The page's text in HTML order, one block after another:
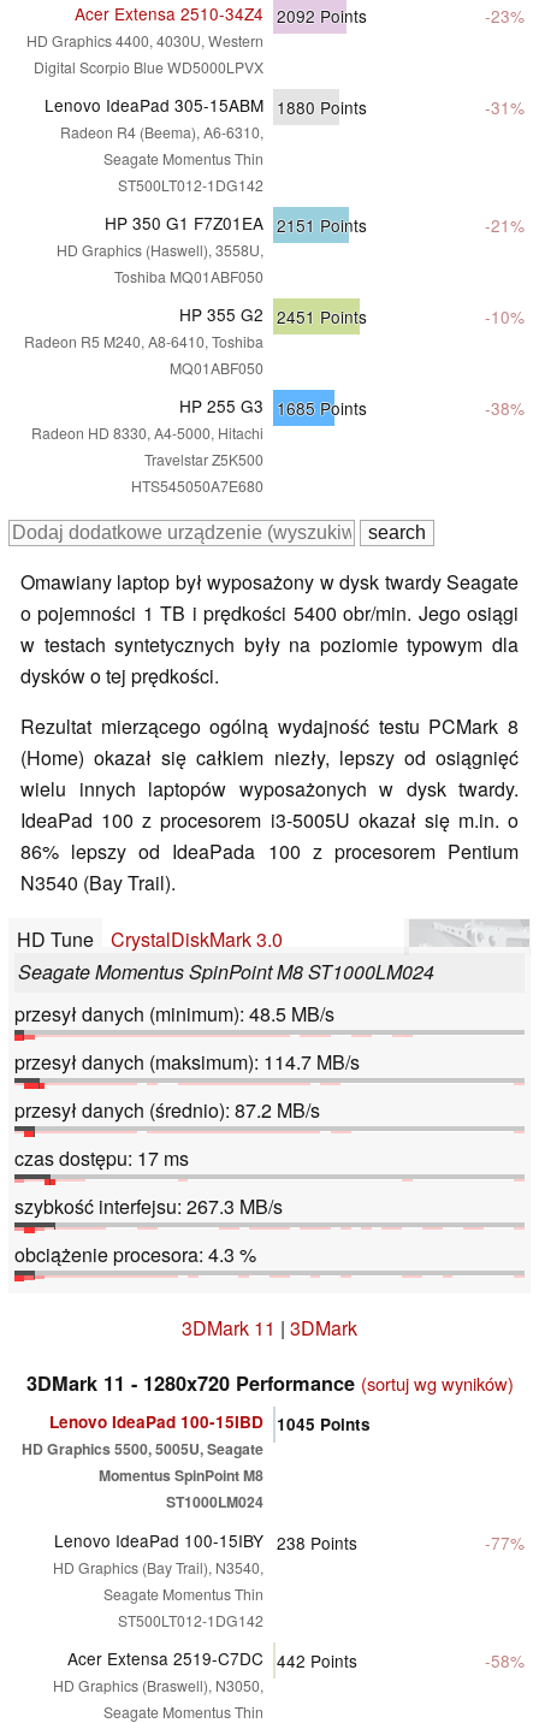
Acer Extensa 2510-34Z4
HD Graphics 4400, 4030U, Western
Digital Scorpio Blue WD5000LPVX
2092 Points -23%
Lenovo IdeaPad 305-15ABM
Radeon R4 (Beema), A6-6310,
Seagate Momentus Thin
ST500LT012-1DG142
1880 Points -31%
HP 350 G1 F7Z01EA
HD Graphics (Haswell), 3558U,
Toshiba MQ01ABF050
2151 Points -21%
HP 355 G2
Radeon R5 M240, A8-6410, Toshiba
MQ01ABF050
2451 Points -10%
HP 255 G3
Radeon HD 8330, A4-5000, Hitachi
Travelstar Z5K500
HTS545050A7E680
1685 Points -38%
Omawiany laptop był wyposażony w dysk twardy Seagate
o pojemności 1 TB i prędkości 5400 obr/min. Jego osiągi
w testach syntetycznych były na poziomie typowym dla
dysków o tej prędkości.
Rezultat mierzącego ogólną wydajność testu PCMark 8
(Home) okazał się całkiem niezły, lepszy od osiągnięć
wielu innych laptopów wyposażonych w dysk twardy.
IdeaPad 100 z procesorem i3-5005U okazał się m.in. o
86% lepszy od IdeaPada 100 z procesorem Pentium
N3540 (Bay Trail).
HD Tune
CrystalDiskMark 3.0
Seagate Momentus SpinPoint M8 ST1000LM024
przesył danych (minimum): 48.5 MB/s
przesył danych (maksimum): 114.7 MB/s
przesył danych (średnio): 87.2 MB/s
czas dostępu: 17 ms
szybkość interfejsu: 267.3 MB/s
obciążenie procesora: 4.3 %
3DMark 11 | 3DMark
3DMark 11 - 1280x720 Performance (sortuj wg wyników)
Lenovo IdeaPad 100-15IBD
HD Graphics 5500, 5005U, Seagate
Momentus SpinPoint M8
ST1000LM024
1045 Points
Lenovo IdeaPad 100-15IBY
HD Graphics (Bay Trail), N3540,
Seagate Momentus Thin
ST500LT012-1DG142
238 Points -77%
Acer Extensa 2519-C7DC
HD Graphics (Braswell), N3050,
Seagate Momentus Thin
442 Points -58%